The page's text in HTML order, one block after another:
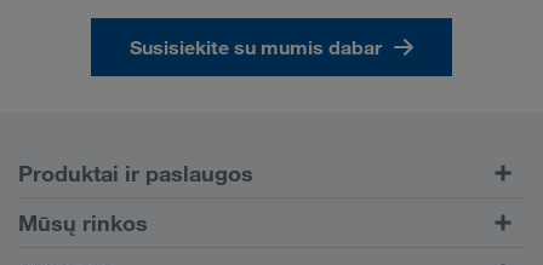
Susisiekite su mumis dabar
Produktai ir paslaugos
Kelių transportas
Mūsų rinkos